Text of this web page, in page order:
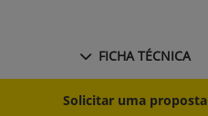
FICHA TÉCNICA
Solicitar uma proposta